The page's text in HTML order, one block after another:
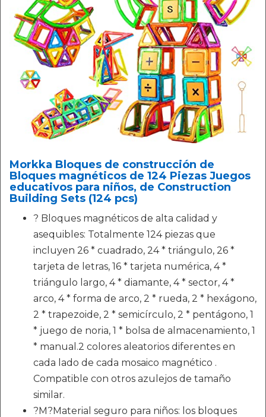
Morkka Bloques de construcción de
Bloques magnéticos de 124 Piezas Juegos
educativos para niños, de Construction
Building Sets (124 pcs)
? Bloques magnéticos de alta calidad y
asequibles: Totalmente 124 piezas que
incluyen 26 * cuadrado, 24 * triángulo, 26 *
tarjeta de letras, 16 * tarjeta numérica, 4 *
triángulo largo, 4 * diamante, 4 * sector, 4 *
arco, 4 * forma de arco, 2 * rueda, 2 * hexágono,
2 * trapezoide, 2 * semicírculo, 2 * pentágono, 1
* juego de noria, 1 * bolsa de almacenamiento, 1
* manual.2 colores aleatorios diferentes en
cada lado de cada mosaico magnético .
Compatible con otros azulejos de tamaño
similar.
?M?Material seguro para niños: los bloques